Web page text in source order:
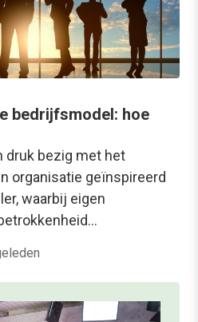
bedrijfsmodel: hoe
druk bezig met het
organisatie geïnspireerd
waarbij eigen